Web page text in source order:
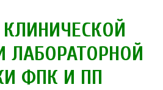
ЛАБОРАТОРНОЙ
ФПК И ПП